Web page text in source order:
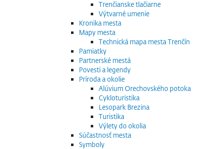
Trenčianske tlačiarne
Výtvarné umenie
Kronika mesta
Mapy mesta
Technická mapa mesta Trenčín
Pamiatky
Partnerské mestá
Povesti a legendy
Príroda a okolie
Alúvium Orechovského potoka
Cykloturistika
Lesopark Brezina
Turistika
Výlety do okolia
Súčastnosť mesta
Symboly